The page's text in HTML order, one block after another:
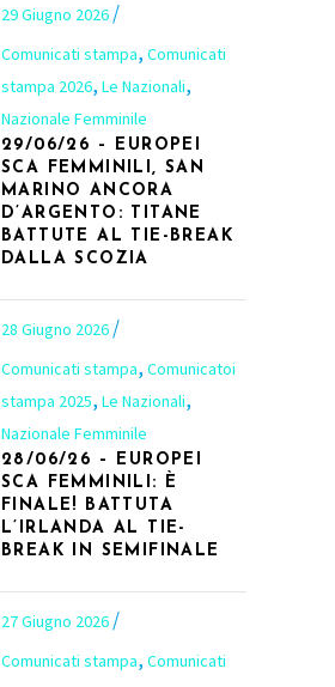
29 Giugno 2026
Comunicati stampa, Comunicati
stampa 2026, Le Nazionali,
Nazionale Femminile
29/06/26 – EUROPEI
SCA FEMMINILI, SAN
MARINO ANCORA
D’ARGENTO: TITANE
BATTUTE AL TIE-BREAK
DALLA SCOZIA
28 Giugno 2026
Comunicati stampa, Comunicatoi
stampa 2025, Le Nazionali,
Nazionale Femminile
28/06/26 – EUROPEI
SCA FEMMINILI: È
FINALE! BATTUTA
L’IRLANDA AL TIE-
BREAK IN SEMIFINALE
27 Giugno 2026
Comunicati stampa, Comunicati